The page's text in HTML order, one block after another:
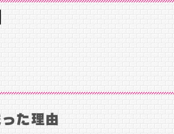
た理由